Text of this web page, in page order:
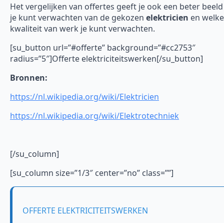
Het vergelijken van offertes geeft je ook een beter
je kunt verwachten van de gekozen elektricien en welke
kwaliteit van werk je kunt verwachten.
[su_button url=”#offerte” background=”#cc2753″
radius=”5″]Offerte elektriciteitswerken[/su_button]
Bronnen:
https://nl.wikipedia.org/wiki/Elektricien
https://nl.wikipedia.org/wiki/Elektrotechniek
[/su_column]
[su_column size=”1/3″ center=”no” class=””]
OFFERTE ELEKTRICITEITSWERKEN